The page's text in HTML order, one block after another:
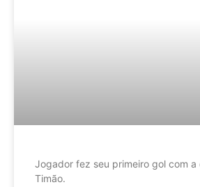
Jogador fez seu primeiro gol com a
Timão.